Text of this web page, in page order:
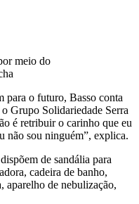
meio do
para o futuro, Basso conta
Grupo Solidariedade Serra
é retribuir o carinho que eu
não sou ninguém”, explica.
de sandália para
cadeira de banho,
aparelho de nebulização,